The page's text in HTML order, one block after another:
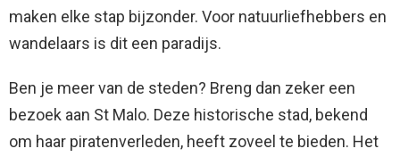
maken elke stap bijzonder. Voor natuurliefhebbers en
wandelaars is dit een paradijs.
Ben je meer van de steden? Breng dan zeker een
bezoek aan St Malo. Deze historische stad, bekend
om haar piratenverleden, heeft zoveel te bieden. Het